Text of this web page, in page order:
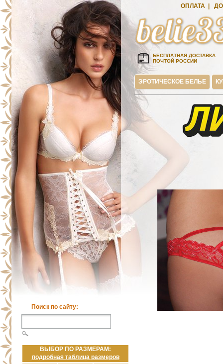
Поиск по сайту:
ВЫБОР ПО РАЗМЕРАМ:
подробная таблица размеров
ОПЛАТА
БЕСПЛАТНАЯ ДОСТАВКА
ПОЧТОЙ РОССИИ
ЭРОТИЧЕСКОЕ БЕЛЬЕ